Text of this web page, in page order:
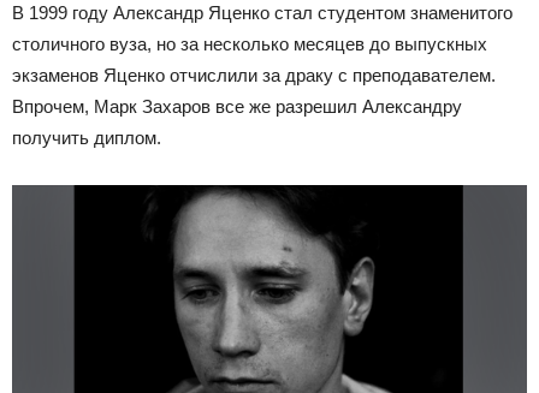
В 1999 году Александр Яценко стал студентом знаменитого
столичного вуза, но за несколько месяцев до выпускных
экзаменов Яценко отчислили за драку с преподавателем.
Впрочем, Марк Захаров все же разрешил Александру
получить диплом.